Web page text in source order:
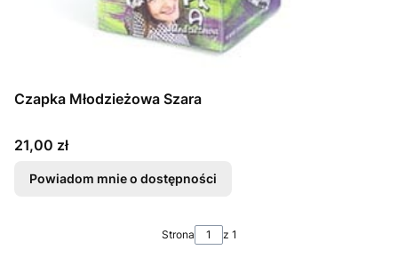
Czapka Młodzieżowa Szara
Cena
21,00 zł
Powiadom mnie o dostępności
Strona z 1